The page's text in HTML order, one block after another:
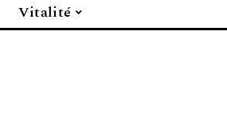
Vitalité